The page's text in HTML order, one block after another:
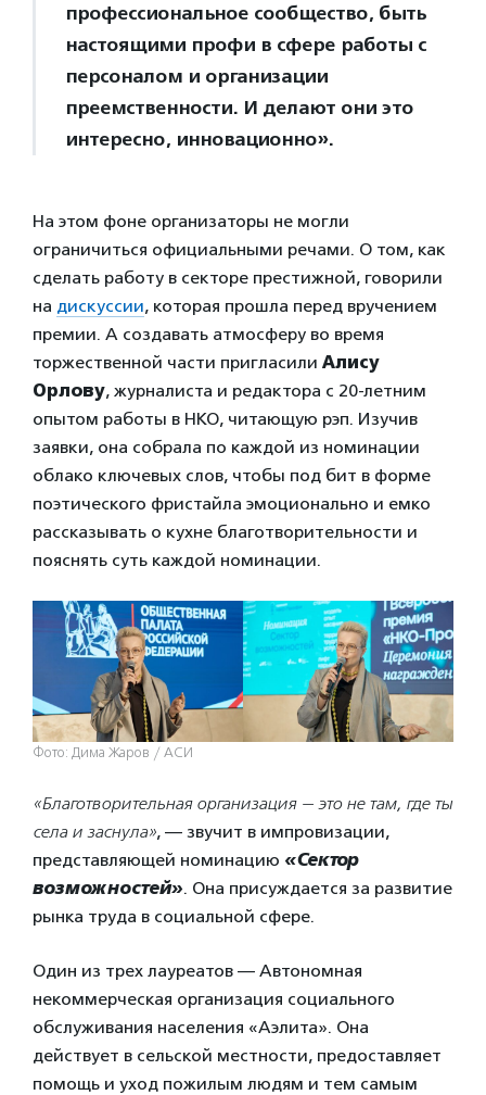
профессиональное сообщество, быть
настоящими профи в сфере работы с
персоналом и организации
преемственности. И делают они это
интересно, инновационно».
На этом фоне организаторы не могли
ограничиться официальными речами. О том, как
сделать работу в секторе престижной, говорили
на дискуссии, которая прошла перед вручением
премии. А создавать атмосферу во время
торжественной части пригласили Алису
Орлову, журналиста и редактора с 20-летним
опытом работы в НКО, читающую рэп. Изучив
заявки, она собрала по каждой из номинации
облако ключевых слов, чтобы под бит в форме
поэтического фристайла эмоционально и емко
рассказывать о кухне благотворительности и
пояснять суть каждой номинации.
Фото: Дима Жаров / АСИ
«Благотворительная организация — это не там, где ты
села и заснула», — звучит в импровизации,
представляющей номинацию «Сектор
возможностей». Она присуждается за развитие
рынка труда в социальной сфере.
Один из трех лауреатов — Автономная
некоммерческая организация социального
обслуживания населения «Аэлита». Она
действует в сельской местности, предоставляет
помощь и уход пожилым людям и тем самым